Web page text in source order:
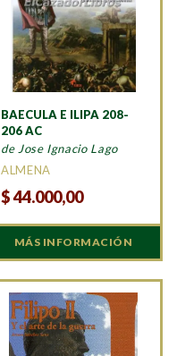
BAECULA E ILIPA 208-
206 AC
de Jose Ignacio Lago
ALMENA
$44.000,00
MÁS INFORMACIÓN